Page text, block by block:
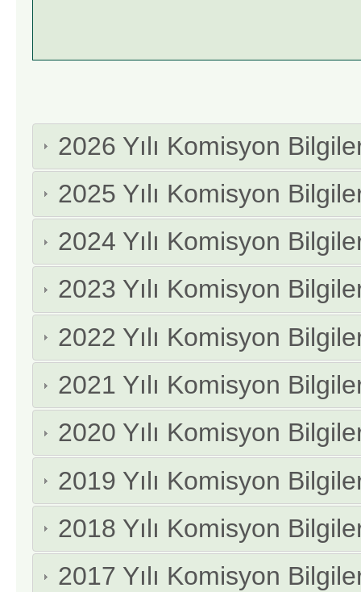
2026 Yılı Komisyon
2025 Yılı Komisyon
2024 Yılı Komisyon
2023 Yılı Komisyon
2022 Yılı Komisyon
2021 Yılı Komisyon
2020 Yılı Komisyon
2019 Yılı Komisyon
2018 Yılı Komisyon
2017 Yılı Komisyon